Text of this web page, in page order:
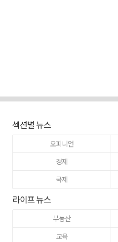
섹션별 뉴스
오피니언
경제
국제
라이프 뉴스
부동산
교육